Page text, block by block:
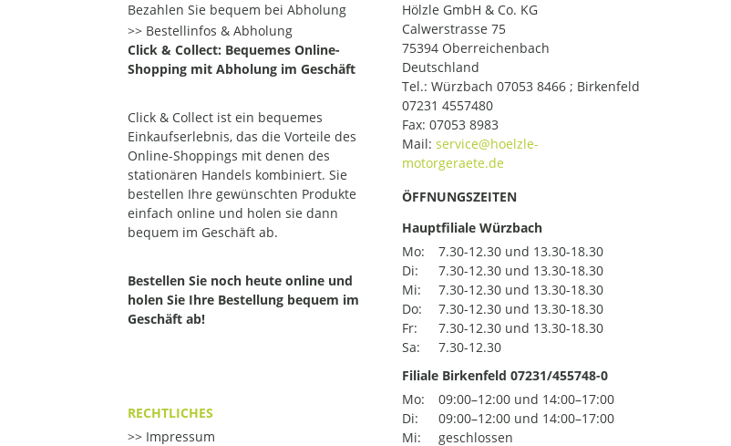
Bezahlen Sie bequem bei Abholung
Bestellinfos & Abholung
Click & Collect: Bequemes Online-
Shopping mit Abholung im Geschäft
Click & Collect ist ein bequemes
Einkaufserlebnis, das die Vorteile des
Online-Shoppings mit denen des
stationären Handels kombiniert. Sie
bestellen Ihre gewünschten Produkte
einfach online und holen sie dann
bequem im Geschäft ab.
Bestellen Sie noch heute online und
holen Sie Ihre Bestellung bequem im
Geschäft ab!
RECHTLICHES
Impressum
Hölzle GmbH & Co. KG
Calwerstrasse 75
75394 Oberreichenbach
Deutschland
Tel.: Würzbach 07053 8466 ; Birkenfeld
07231 4557480
Fax: 07053 8983
Mail:
ÖFFNUNGSZEITEN
Hauptfiliale Würzbach
Mo:
7.30-12.30 und 13.30-18.30
Di:
7.30-12.30 und 13.30-18.30
Mi:
7.30-12.30 und 13.30-18.30
Do:
7.30-12.30 und 13.30-18.30
Fr:
7.30-12.30 und 13.30-18.30
Sa:
7.30-12.30
Filiale Birkenfeld 07231/455748-0
Mo:
09:00–12:00 und 14:00–17:00
Di:
09:00–12:00 und 14:00–17:00
Mi:
geschlossen